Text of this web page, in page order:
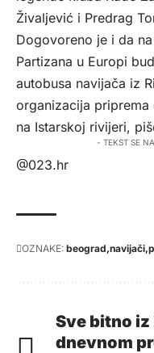
Živaljević i Predrag
Dogovoreno je i da
Partizana u Europi
autobusa navijača iz
organizacija priprema
na Istarskoj rivijeri,
- TEKST SE
@023.hr
OZNAKE: beograd navijači
Sve bitno iz
dnevnom